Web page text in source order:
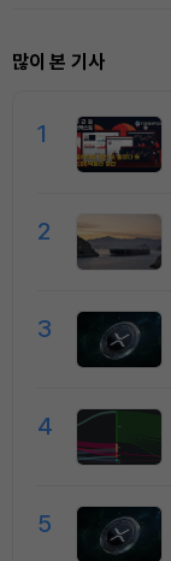
많이 본 기사
1
2
3
4
5